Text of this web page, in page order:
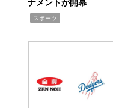
スポーツ